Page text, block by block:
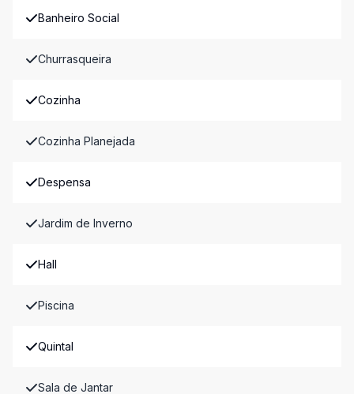
Banheiro Social
Churrasqueira
Cozinha
Cozinha Planejada
Despensa
Jardim de Inverno
Hall
Piscina
Quintal
Sala de Jantar